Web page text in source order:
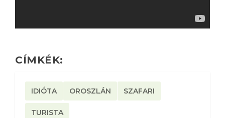
CÍMKÉK:
IDIÓTA OROSZLÁN SZAFARI
TURISTA